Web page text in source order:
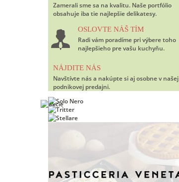
Zamerali sme sa na kvalitu. Naše portfólio
obsahuje iba tie najlepšie delikatesy.
OSLOVTE NÁŠ TÍM
Radi vám poradíme pri výbere toho
najlepšieho pre vašu kuchyňu.
NÁJDITE NÁS
Navštívte nás a nakúpte si aj osobne v našej
podnikovej predajni.